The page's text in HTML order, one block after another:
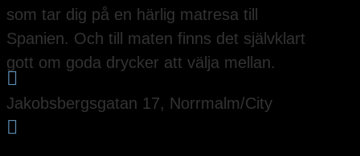
som tar dig på en härlig matresa till
Spanien. Och till maten finns det självklart
gott om goda drycker att välja mellan.

Jakobsbergsgatan 17, Norrmalm/City
